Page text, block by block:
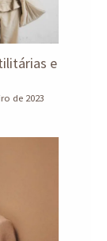
e
de 2023